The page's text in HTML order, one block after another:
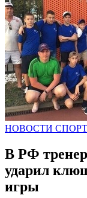
НОВОСТИ
В РФ
ударил
игры